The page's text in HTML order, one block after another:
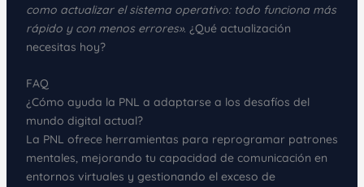
como actualizar el sistema operativo: todo funciona más
rápido y con menos errores». ¿Qué actualización
necesitas hoy?
FAQ
¿Cómo ayuda la PNL a adaptarse a los desafíos del
mundo digital actual?
La PNL ofrece herramientas para reprogramar patrones
mentales, mejorando tu capacidad de comunicación en
entornos virtuales y gestionando el exceso de